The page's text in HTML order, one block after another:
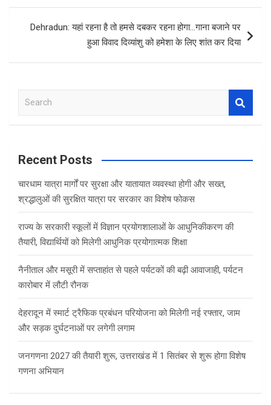
k
p
Dehradun: यहां रहना है तो हमसे दबकर रहना होगा…गाना बजाने पर
हुआ विवाद दिव्यांशु को हमेशा के लिए शांत कर दिया
a
c
Recent Posts
चारधाम यात्रा मार्गों पर सुरक्षा और यातायात व्यवस्था होगी और सख्त,
श्रद्धालुओं की सुरक्षित यात्रा पर सरकार का विशेष फोकस
राज्य के सरकारी स्कूलों में विज्ञान प्रयोगशालाओं के आधुनिकीकरण की
तैयारी, विद्यार्थियों को मिलेगी आधुनिक प्रयोगात्मक शिक्षा
नैनीताल और मसूरी में सप्ताहांत से पहले पर्यटकों की बढ़ी आवाजाही, पर्यटन
कारोबार में लौटी रौनक
देहरादून में स्मार्ट ट्रैफिक प्रबंधन परियोजना को मिलेगी नई रफ्तार, जाम
और सड़क दुर्घटनाओं पर लगेगी लगाम
जनगणना 2027 की तैयारी शुरू, उत्तराखंड में 1 सितंबर से शुरू होगा विशेष
गणना अभियान